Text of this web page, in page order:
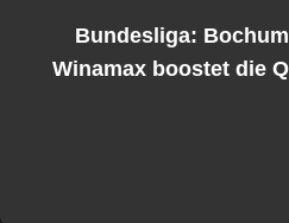
2. Bundesliga:
Winamax boostet die